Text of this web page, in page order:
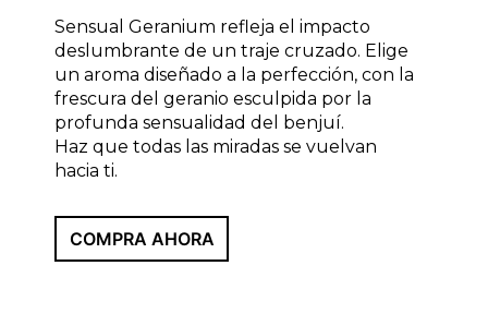
Sensual Geranium refleja el impacto
deslumbrante de un traje cruzado. Elige
un aroma diseñado a la perfección, con la
frescura del geranio esculpida por la
profunda sensualidad del benjuí.
Haz que todas las miradas se vuelvan
hacia ti.
COMPRA AHORA